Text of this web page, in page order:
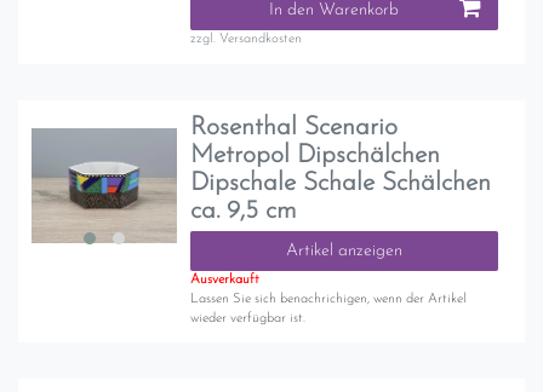
In den Warenkorb
zzgl. Versandkosten
Rosenthal Scenario
Metropol Dipschälchen
Dipschale Schale Schälchen
ca. 9,5 cm
Artikel anzeigen
Ausverkauft
Lassen Sie sich benachrichigen, wenn der Artikel
wieder verfügbar ist.